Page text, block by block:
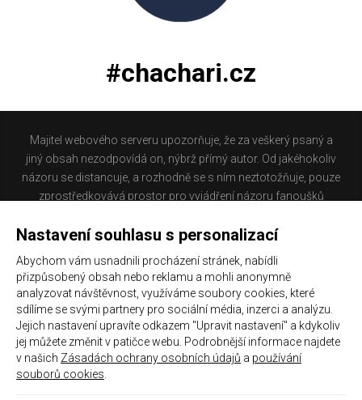
#chachari.cz
Majitel webového serveru upozorňuje, že za veškerý psaný a
jiný obsah nezodpovídá on, nýbrž přímý autor. Od jakéhokoliv
názoru se distancuje, a rozhodně se s ním neztotožňuje, pouze
zprostředkovává prostor pro vyjádření názoru fanoušků
nacházíte obsahuje materiál, který někteří lidé mohou
nejsou dle právní úpravy zákona č. 480/2004 Sb., o některých
službách informační společnosti a o změně některých zákonů
(zákon o některých službách informační společnosti) a
zejména §6 citovaného zákona, odpovědni za příspěvky
návštěvníků těchto stránek.
Galerie|Historie
Nastavení souhlasu s personalizací
Abychom vám usnadnili procházení stránek, nabídli
přizpůsobený obsah nebo reklamu a mohli anonymně
analyzovat návštěvnost, využíváme soubory cookies, které
sdílíme se svými partnery pro sociální média, inzerci a analýzu.
Jejich nastavení upravíte odkazem "Upravit nastavení" a kdykoliv
jej můžete změnit v patičce webu. Podrobnější informace najdete
v našich Zásadách ochrany osobních údajů a používání
souborů cookies